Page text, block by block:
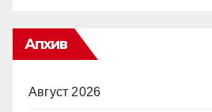
Апхив
Август 2026